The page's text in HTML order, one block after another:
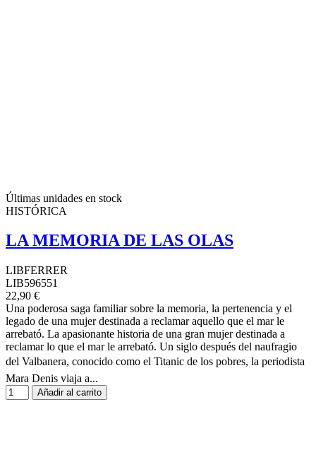
Últimas unidades en stock
HISTÓRICA
LA MEMORIA DE LAS OLAS
LIBFERRER
LIB596551
22,90 €
Una poderosa saga familiar sobre la memoria, la pertenencia y el
legado de una mujer destinada a reclamar aquello que el mar le
arrebató. La apasionante historia de una gran mujer destinada a
reclamar lo que el mar le arrebató. Un siglo después del naufragio
del Valbanera, conocido como el Titanic de los pobres, la periodista
Mara Denis viaja a...
Añadir al carrito